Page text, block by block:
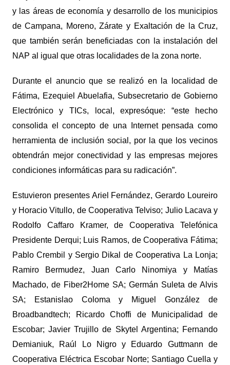
y las áreas de economía y desarrollo de los municipios
de Campana, Moreno, Zárate y Exaltación de la Cruz,
que también serán beneficiadas con la instalación del
NAP al igual que otras localidades de la zona norte.
Durante el anuncio que se realizó en la localidad de
Fátima, Ezequiel Abuelafia, Subsecretario deGobierno
Electrónico y TICs,
local, expresóque: “este hecho
consolida el concepto de una Internet pensada como
herramienta de inclusión social, por la que los vecinos
obtendrán mejor conectividad y las empresas mejores
condiciones informáticas para su radicación”.
Estuvieron presentes Ariel Fernández, Gerardo Loureiro
y Horacio Vitullo, de Cooperativa Telviso; Julio Lacava y
Rodolfo Caffaro Kramer, de Cooperativa Telefónica
Presidente Derqui; Luis Ramos, de Cooperativa Fátima;
Pablo Crembil y Sergio Dikal de Cooperativa La Lonja;
Ramiro Bermudez, Juan Carlo Ninomiya y Matías
Machado, de Fiber2Home SA; Germán Suleta de Alvis
SA; Estanislao Coloma y Miguel González de
Broadbandtech; Ricardo Choffi de Municipalidad de
Escobar; Javier Trujillo de Skytel Argentina; Fernando
Demianiuk, Raúl Lo Nigro y Eduardo Guttmann de
Cooperativa Eléctrica Escobar Norte; Santiago Cuella y